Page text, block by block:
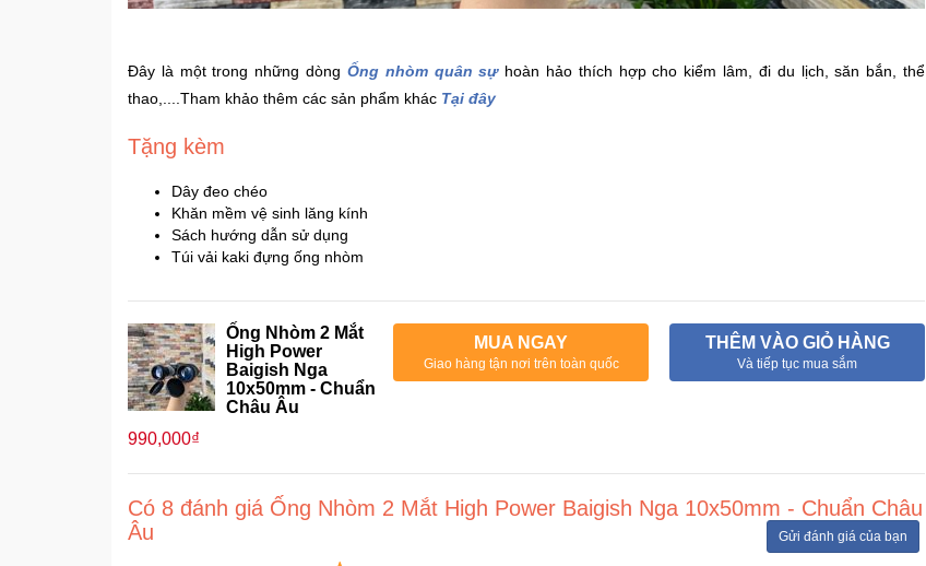
Đây là một trong những dòng Ống nhòm quân sự hoàn hảo thích hợp cho kiểm lâm, đi du lịch, săn bắn, thể
thao,....Tham khảo thêm các sản phẩm khác Tại đây
Tặng kèm
Dây đeo chéo
Khăn mềm vệ sinh lăng kính
Sách hướng dẫn sử dụng
Túi vải kaki đựng ống nhòm
Ống Nhòm 2 Mắt
High Power
Baigish Nga
10x50mm - Chuẩn
Châu Âu
990,000₫
MUA NGAY
Giao hàng tận nơi trên toàn quốc
THÊM VÀO GIỎ HÀNG
Và tiếp tục mua sắm
Có 8 đánh giá Ống Nhòm 2 Mắt High Power Baigish Nga 10x50mm - Chuẩn Châu
Âu
Gửi đánh giá của bạn